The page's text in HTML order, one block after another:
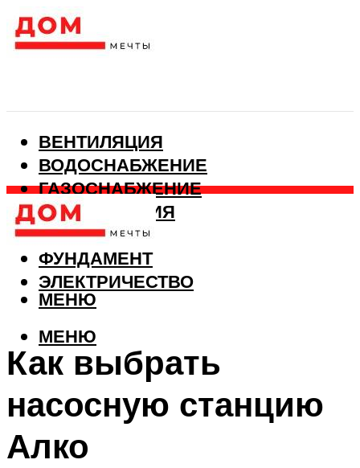
ВЕНТИЛЯЦИЯ
ВОДОСНАБЖЕНИЕ
ГАЗОСНАБЖЕНИЕ
КАНАЛИЗАЦИЯ
ОТОПЛЕНИЕ
ФУНДАМЕНТ
ЭЛЕКТРИЧЕСТВО
МЕНЮ
МЕНЮ
Как выбрать
насосную станцию
Алко